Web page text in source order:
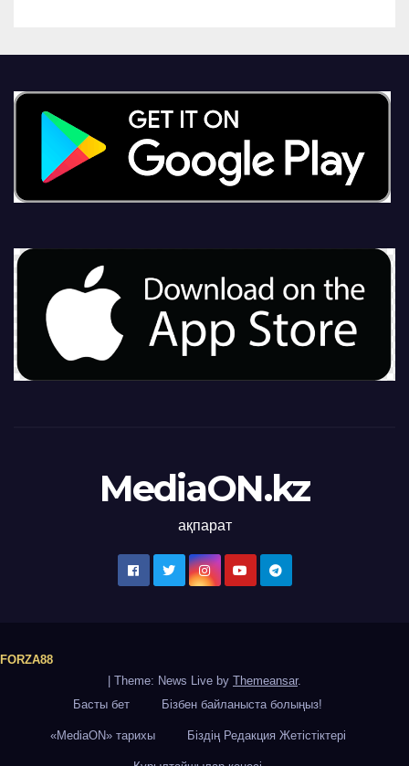
MediaON.kz
ақпарат
FORZA88
| Theme: News Live by Themeansar.
Басты бет
Бізбен байланыста болыңыз!
«MediaON» тарихы Біздің Редакция Жетістіктері